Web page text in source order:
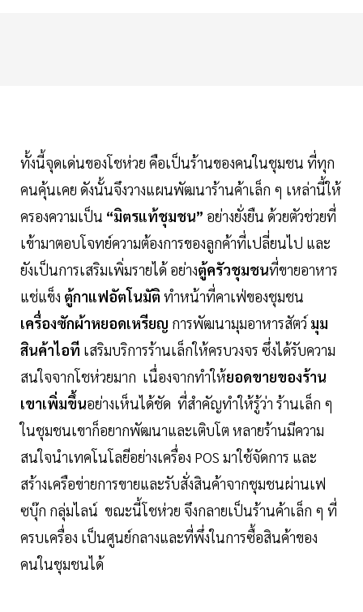
ทั้งนี้จุดเด่นของโชห่วย คือเป็นร้านของคนในชุมชน ที่ทุก
คนคุ้นเคย ดังนั้นจึงวางแผนพัฒนาร้านค้าเล็ก ๆ เหล่านี้ให้
ครองความเป็น “มิตรแท้ชุมชน” อย่างยั่งยืน ด้วยตัวช่วยที่
เข้ามาตอบโจทย์ความต้องการของลูกค้าที่เปลี่ยนไป และ
ยังเป็นการเสริมเพิ่มรายได้ อย่างตู้ครัวชุมชนที่ขายอาหาร
แช่แข็ง ตู้กาแฟอัตโนมัติ ทำหน้าที่คาเฟ่ของชุมชน
เครื่องซักผ้าหยอดเหรียญ การพัฒนามุมอาหารสัตว์ มุม
สินค้าไอที เสริมบริการร้านเล็กให้ครบวงจร ซึ่งได้รับความ
สนใจจากโชห่วยมาก เนื่องจากทำให้ยอดขายของร้าน
เขาเพิ่มขึ้นอย่างเห็นได้ชัด ที่สำคัญทำให้รู้ว่า ร้านเล็ก ๆ
ในชุมชนเขาก็อยากพัฒนาและเติบโต หลายร้านมีความ
สนใจนำเทคโนโลยีอย่างเครื่อง POS มาใช้จัดการ และ
สร้างเครือข่ายการขายและรับสั่งสินค้าจากชุมชนผ่านเฟ
ซบุ๊ก กลุ่มไลน์ ขณะนี้โชห่วย จึงกลายเป็นร้านค้าเล็ก ๆ ที่
ครบเครื่อง เป็นศูนย์กลางและที่พึ่งในการซื้อสินค้าของ
คนในชุมชนได้